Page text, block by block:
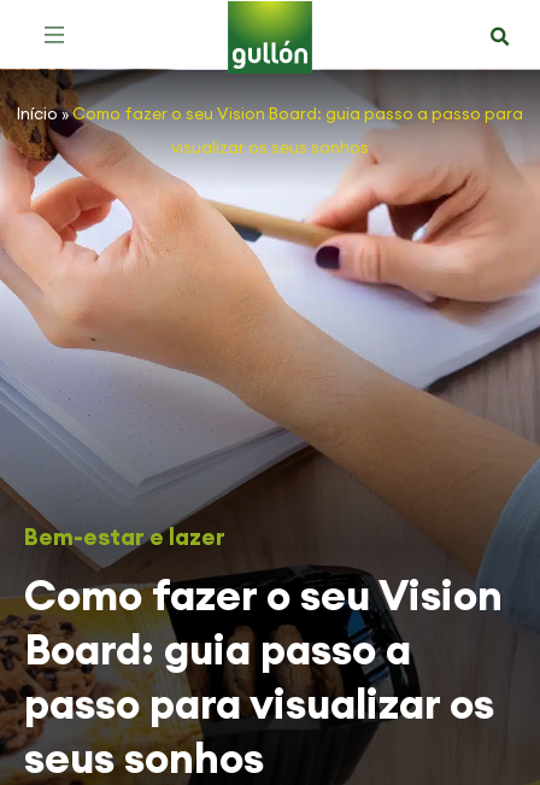
Início»Como fazer o seu Vision Board: guia passo a passo para
visualizar os seus sonhos
Bem-estar e lazer
Como fazer o seu Vision
Board: guia passo a
passo para visualizar os
seus sonhos